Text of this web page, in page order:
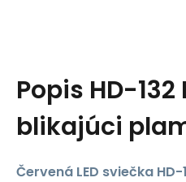
Popis HD-
blikajúci
Červená LED sviečka HD-